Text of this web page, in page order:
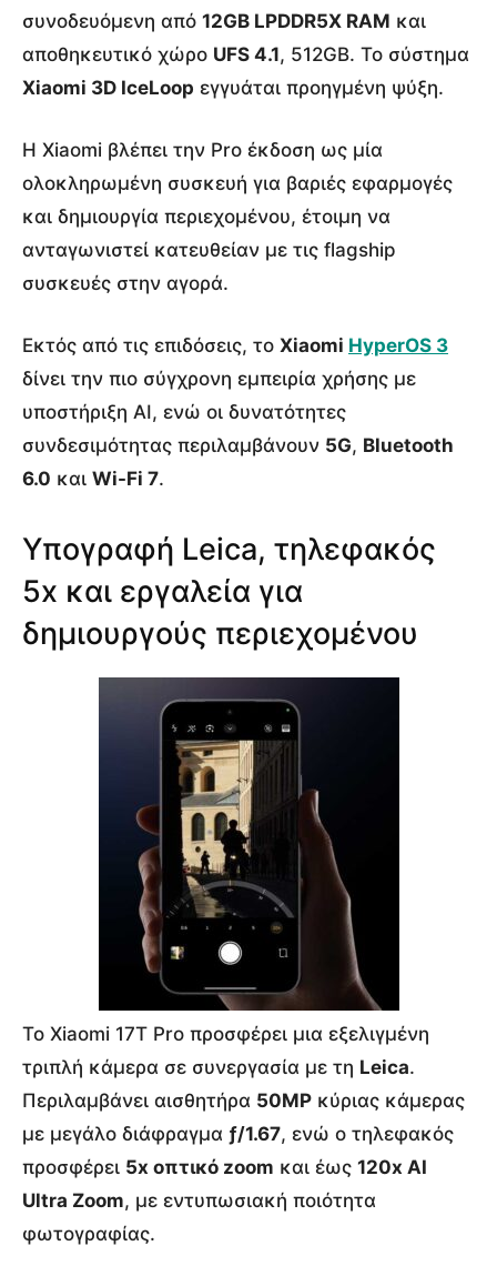
συνοδευόμενη από 12GB LPDDR5X RAM και
αποθηκευτικό χώρο UFS 4.1, 512GB. Το σύστημα
Xiaomi 3D IceLoop εγγυάται προηγμένη ψύξη.
Η Xiaomi βλέπει την Pro έκδοση ως μία
ολοκληρωμένη συσκευή για βαριές εφαρμογές
και δημιουργία περιεχομένου, έτοιμη να
ανταγωνιστεί κατευθείαν με τις flagship
συσκευές στην αγορά.
Εκτός από τις επιδόσεις, το Xiaomi HyperOS 3
δίνει την πιο σύγχρονη εμπειρία χρήσης με
υποστήριξη AI, ενώ οι δυνατότητες
συνδεσιμότητας περιλαμβάνουν 5G, Bluetooth
6.0 και Wi-Fi 7.
Υπογραφή Leica, τηλεφακός
5x και εργαλεία για
δημιουργούς περιεχομένου
Το Xiaomi 17T Pro προσφέρει μια εξελιγμένη
τριπλή κάμερα σε συνεργασία με τη Leica.
Περιλαμβάνει αισθητήρα 50MP κύριας κάμερας
με μεγάλο διάφραγμα ƒ/1.67, ενώ ο τηλεφακός
προσφέρει 5x οπτικό zoom και έως 120x AI
Ultra Zoom, με εντυπωσιακή ποιότητα
φωτογραφίας.